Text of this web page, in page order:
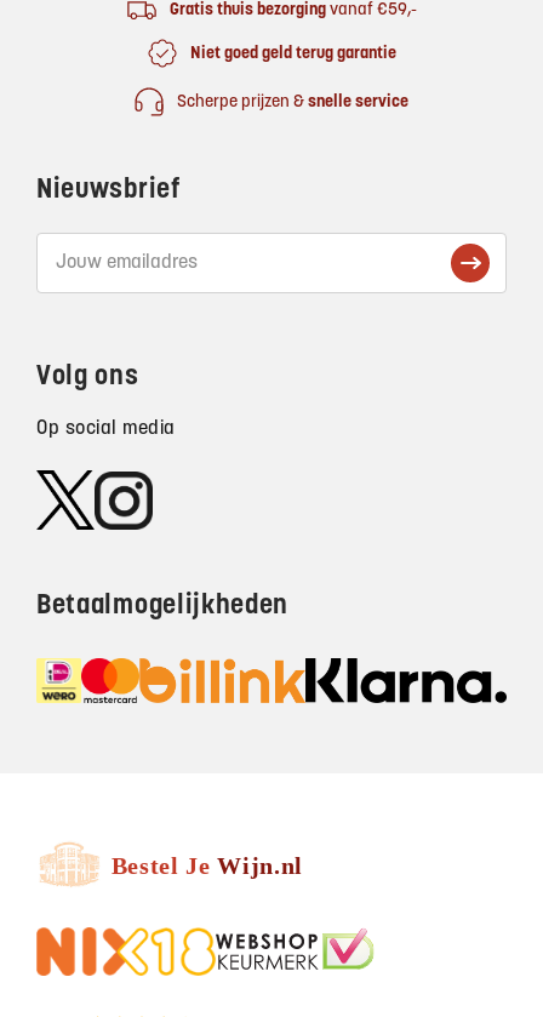
Gratis thuis bezorgingvanaf €59,-
Niet goed geld terug garantie
Scherpe prijzen & snelle service
Nieuwsbrief
Volg ons
Op social media
Betaalmogelijkheden